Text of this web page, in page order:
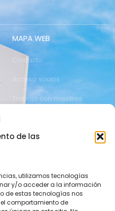
de las
utilizamos tecnologías
y/o acceder a la información
de estas tecnologías nos
comportamiento de
MAPA WEB
Contacto
Acceso socios
Trabaja con nosotros
comunicacio@actel.es